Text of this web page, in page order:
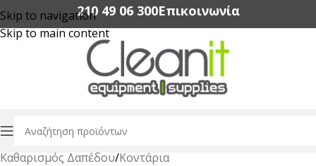
Skip to navigation
Skip to main content
210 49 06 300‬Επικοινωνία
Αρχική σελίδα/Επαγγελματικά Είδη Καθαρισμού
Καθαρισμός Δαπέδου/Κοντάρια